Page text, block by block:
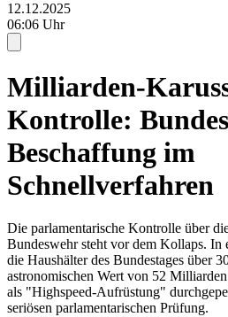
12.12.2025
06:06 Uhr
Milliarden-
Kontrolle:
Beschaffung im
Schnellverfahren
Die parlamentarische Kontrolle über
Bundeswehr steht vor dem Kollaps. In
die Haushälter des Bundestages über
astronomischen Wert von 52
als "Highspeed-Aufrüstung"
seriösen parlamentarischen Prüfung.